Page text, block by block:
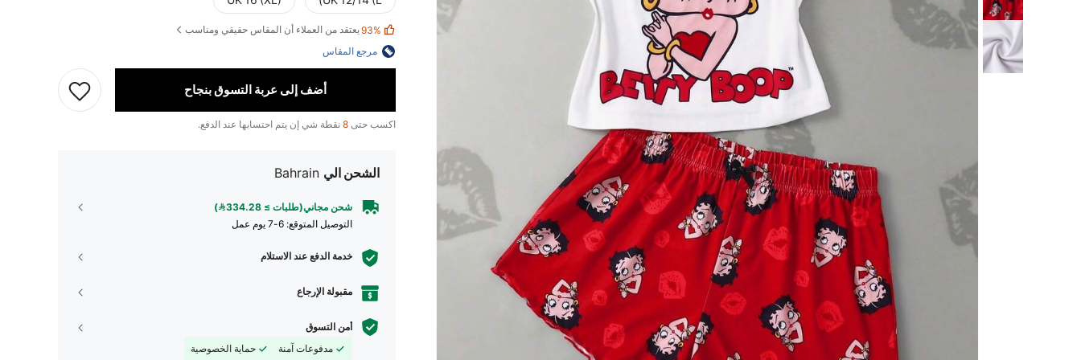
93%يعتقد من العملاء أن المقاس حقيقي ومناسب
مرجع المقاس
أضف إلى عربة التسوق بنجاح
اكسب حتى 8 نقطة شي إن يتم احتسابها عند الدفع.
الشحن الي Bahrain
شحن مجاني(طلبات ≥ 334.28)
التوصيل المتوقع: 6-7 يوم عمل
خدمة الدفع عند الاستلام
مقبولة الإرجاع
أمن التسوق
مدفوعات آمنة
حماية الخصوصية